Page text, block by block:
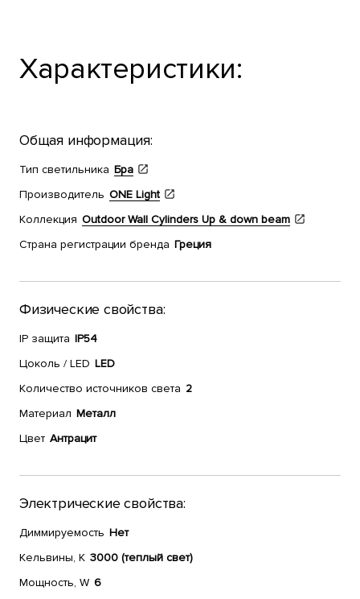
Характеристики:
Общая информация:
Тип светильника Бра
Производитель ONE Light
Коллекция Outdoor Wall Cylinders Up & down beam
Страна регистрации бренда Греция
Физические свойства:
IP защита IP54
Цоколь / LED LED
Количество источников света 2
Материал Металл
Цвет Антрацит
Электрические свойства:
Диммируемость Нет
Кельвины, К 3000 (теплый свет)
Мощность, W 6